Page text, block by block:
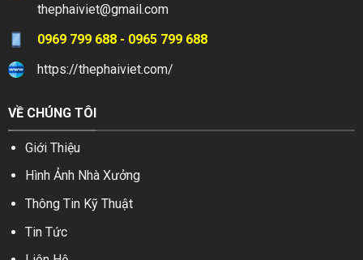
thephaiviet@gmail.com
0969 799 688 - 0965 799 688
https://thephaiviet.com/
VỀ CHÚNG TÔI
Giới Thiệu
Hình Ảnh Nhà Xưởng
Thông Tin Kỹ Thuật
Tin Tức